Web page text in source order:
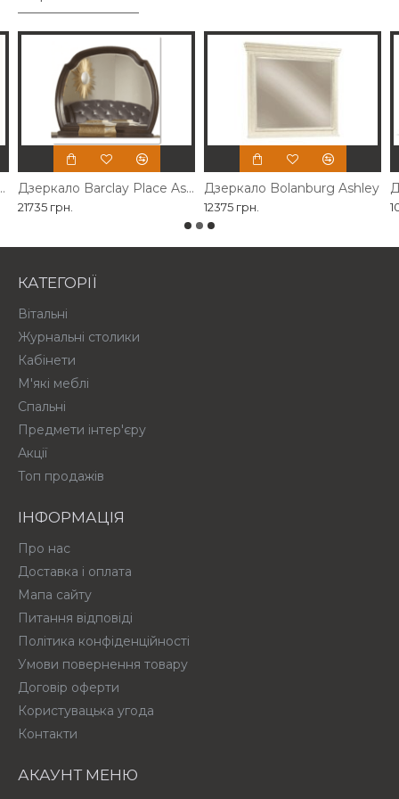
Дзеркало Barclay Place Ashley
21735 грн.
Дзеркало Bolanburg Ashley
12375 грн.
КАТЕГОРІЇ
Вітальні
Журнальні столики
Кабінети
М'які меблі
Спальні
Предмети інтер'єру
Акції
Топ продажів
ІНФОРМАЦІЯ
Про нас
Доставка і оплата
Мапа сайту
Питання відповіді
Політика конфіденційності
Умови повернення товару
Договір оферти
Користувацька угода
Контакти
АКАУНТ МЕНЮ